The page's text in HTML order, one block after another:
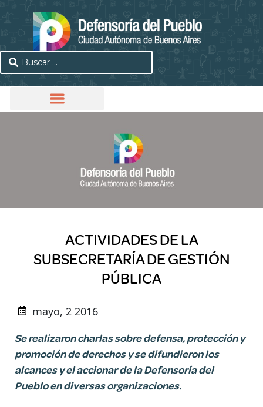
ACTIVIDADES DE LA
SUBSECRETARÍA DE GESTIÓN
PÚBLICA
mayo, 2 2016
Se realizaron charlas sobre defensa, protección y
promoción de derechos y se difundieron los
alcances y el accionar de la Defensoría del
Pueblo en diversas organizaciones.